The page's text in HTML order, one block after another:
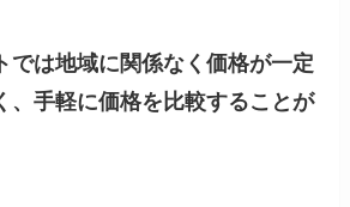
では地域に関係なく価格が一定
、手軽に価格を比較することが